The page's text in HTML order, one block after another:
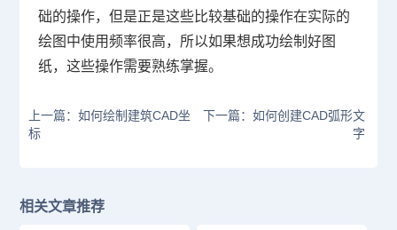
础的操作，但是正是这些比较基础的操作在实际的
绘图中使用频率很高，所以如果想成功绘制好图
纸，这些操作需要熟练掌握。
上一篇：如何绘制建筑CAD坐
标
下一篇：如何创建CAD弧形文
字
相关文章推荐